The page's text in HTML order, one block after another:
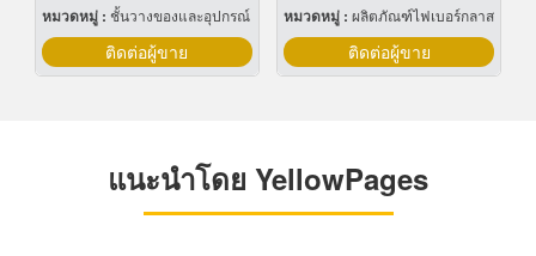
หมวดหมู่ : ชั้นวางของและอุปกรณ์
ติดต่อผู้ขาย
หมวดหมู่ : ผลิตภัณฑ์ไฟเบอร์กลาส
ติดต่อผู้ขาย
แนะนำโดย YellowPages